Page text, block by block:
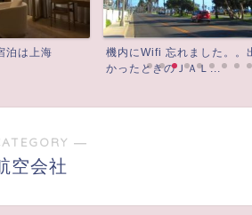
。。出てこな
SPG＆マリオットプラチナ
から初めての宿泊記！ク...
―
空会社